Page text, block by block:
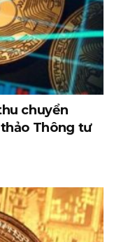
chuyển
Thông tư